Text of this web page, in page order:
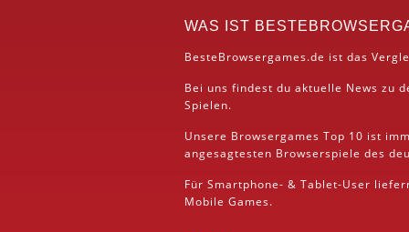
WAS IST
BesteBrowsergames.de ist das
Bei uns findest du aktuelle News zu
Spielen.
Unsere Browsergames Top 10 ist
angesagtesten Browserspiele des
Für Smartphone- & Tablet-User
Mobile Games.